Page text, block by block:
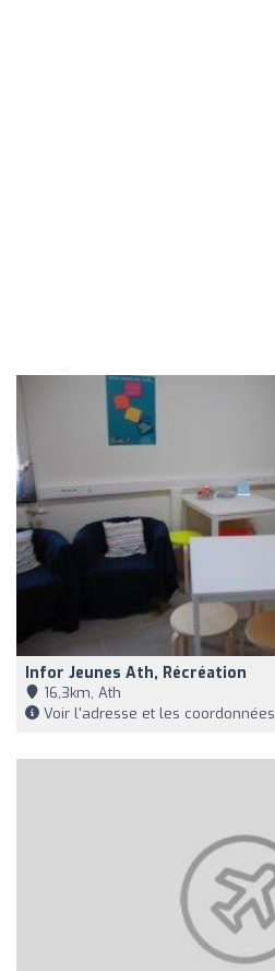
Infor Jeunes Ath, Récréation
16,3km, Ath
Voir l'adresse et les coordonnées